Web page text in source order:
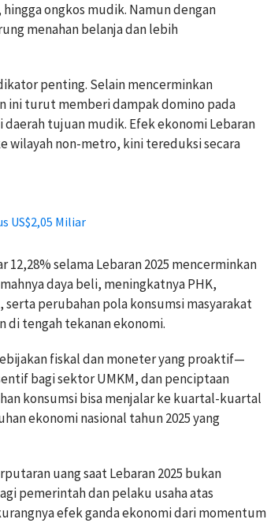
ongkos mudik. Namun dengan
menahan belanja dan lebih
penting. Selain mencerminkan
ini turut memberi dampak domino pada
tujuan mudik. Efek ekonomi Lebaran
wilayah non-metro, kini tereduksi secara
US$2,05 Miliar
selama Lebaran 2025 mencerminkan
daya beli, meningkatnya PHK,
perubahan pola konsumsi masyarakat
di tengah tekanan ekonomi.
fiskal dan moneter yang proaktif—
bagi sektor UMKM, dan penciptaan
konsumsi bisa menjalar ke kuartal-kuartal
ekonomi nasional tahun 2025 yang
uang saat Lebaran 2025 bukan
pemerintah dan pelaku usaha atas
efek ganda ekonomi dari momentum